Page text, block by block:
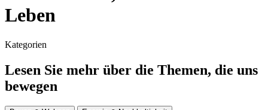
Leben
Kategorien
Lesen Sie mehr über die Themen, die uns
bewegen